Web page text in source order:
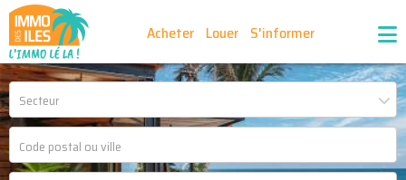
Acheter Louer S'informer
Nos outils Ma sélection d'annonces
Secteur